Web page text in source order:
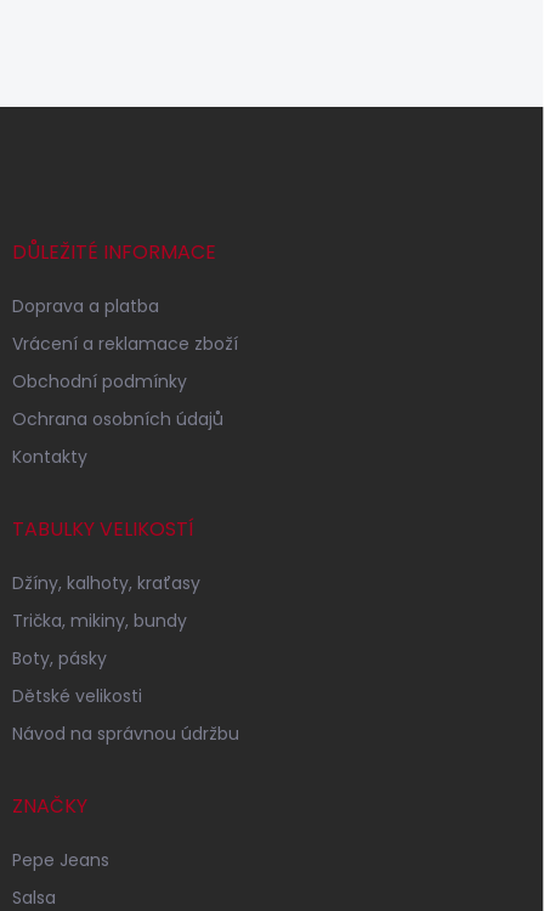
Z
DŮLEŽITÉ INFORMACE
Doprava a platba
Vrácení a reklamace zboží
Obchodní podmínky
Ochrana osobních údajů
Kontakty
TABULKY VELIKOSTÍ
Džíny, kalhoty, kraťasy
Trička, mikiny, bundy
Boty, pásky
Dětské velikosti
Návod na správnou údržbu
ZNAČKY
Pepe Jeans
Salsa